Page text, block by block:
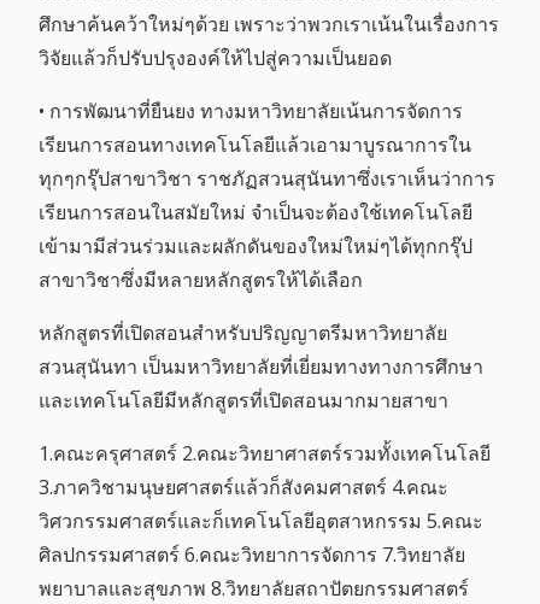
ศึกษาค้นคว้าใหม่ๆด้วย เพราะว่าพวกเราเน้นในเรื่องการ
วิจัยแล้วก็ปรับปรุงองค์ให้ไปสู่ความเป็นยอด
• การพัฒนาที่ยืนยง ทางมหาวิทยาลัยเน้นการจัดการ
เรียนการสอนทางเทคโนโลยีแล้วเอามาบูรณาการใน
ทุกๆกรุ๊ปสาขาวิชา ราชภัฏสวนสุนันทาซึ่งเราเห็นว่าการ
เรียนการสอนในสมัยใหม่ จำเป็นจะต้องใช้เทคโนโลยี
เข้ามามีส่วนร่วมและผลักดันของใหม่ใหม่ๆได้ทุกกรุ๊ป
สาขาวิชาซึ่งมีหลายหลักสูตรให้ได้เลือก
หลักสูตรที่เปิดสอนสำหรับปริญญาตรีมหาวิทยาลัย
สวนสุนันทา เป็นมหาวิทยาลัยที่เยี่ยมทางทางการศึกษา
และเทคโนโลยีมีหลักสูตรที่เปิดสอนมากมายสาขา
1.คณะครุศาสตร์ 2.คณะวิทยาศาสตร์รวมทั้งเทคโนโลยี
3.ภาควิชามนุษยศาสตร์แล้วก็สังคมศาสตร์ 4.คณะ
วิศวกรรมศาสตร์และก็เทคโนโลยีอุตสาหกรรม 5.คณะ
ศิลปกรรมศาสตร์ 6.คณะวิทยาการจัดการ 7.วิทยาลัย
พยาบาลและสุขภาพ 8.วิทยาลัยสถาปัตยกรรมศาสตร์